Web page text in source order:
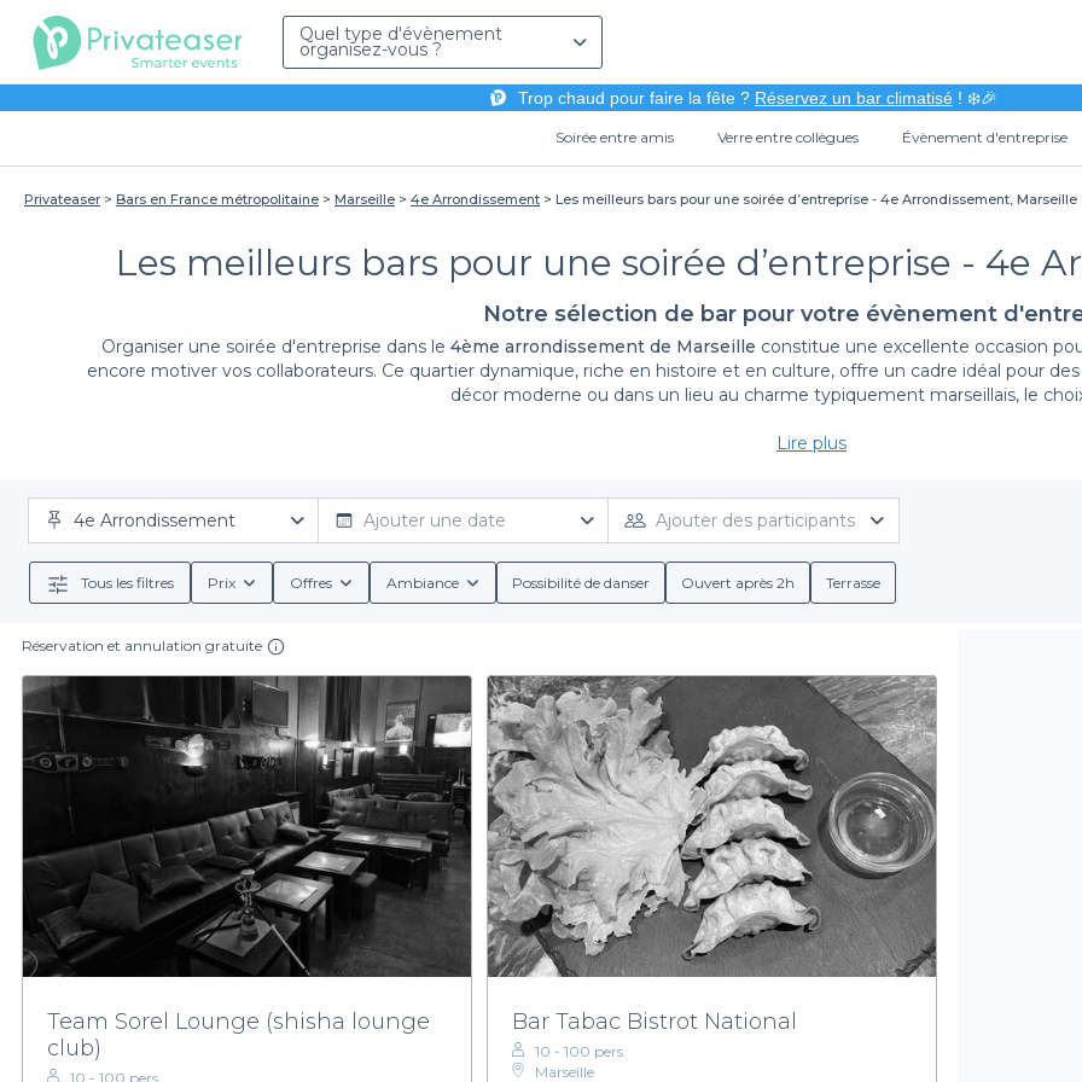
Quel type d'évènement
organisez-vous ?
Trop chaud pour faire la fête ? Réservez un bar climatisé! ❄️🎉
Soirée entre amis Verre entre collègues Évènement d'entreprise
Privateaser Bars en France métropolitaine Marseille 4e Arrondissement Les meilleurs bars pour une soirée d’entreprise - 4e Arrondissement, Marseille
Les meilleurs bars pour une soirée d’entreprise - 4e
Notre sélection de bar pour votre évènement
Organiser une soirée d'entreprise dans le 4ème arrondissement de Marseille constitue une excellente occasion
encore motiver vos collaborateurs. Ce quartier dynamique, riche en histoire et en culture, offre un cadre idéal pour
décor moderne ou dans un lieu au charme typiquement marseillais, le
Grâce à Privateaser,organiser votre soirée d'entreprise devient un jeu d'enfant. Notre plateforme regroupe un
répondre à toutes vos attentes. Nous facilitons votre recherche avec des critères variés, que ce soit pour la capacité,
détails sur les conditions de réservation, les diverses options de menus pour vos groupes et un choix de boissons,
événement.
En réservant avec nous, vous bénéficiez de plusieurs atouts. Nos partenaires mettent à votre disposition différentes
besoins, ainsi que des offres de boissons exclusives. Que vous souhaitiez un cocktail déjeunatoire, une soirée festive
non-alcoolisées, nous avons les solutions nécessaires pour satisfaire vos collaborateurs. De plus, notre interface
votre événement, sans tracas.
Pour une soirée d'entreprise réussie dans le4ème arrondissement de Marseille, faites confiance à Privateaser.
vous séduire par les multiples possibilités qui s'offrent à vous. Il ne vous reste plus qu'à faire le premier pas vers une
réalité.
Lire plus
4e Arrondissement Ajouter une date Ajouter des participants
Tous les filtres Prix Offres Ambiance Possibilité de danser Ouvert après 2h Terrasse
Réservation et annulation gratuite
Team Sorel Lounge (shisha lounge
club)
10 - 100 pers.
Bar Tabac Bistrot National
10 - 100 pers.
Marseille